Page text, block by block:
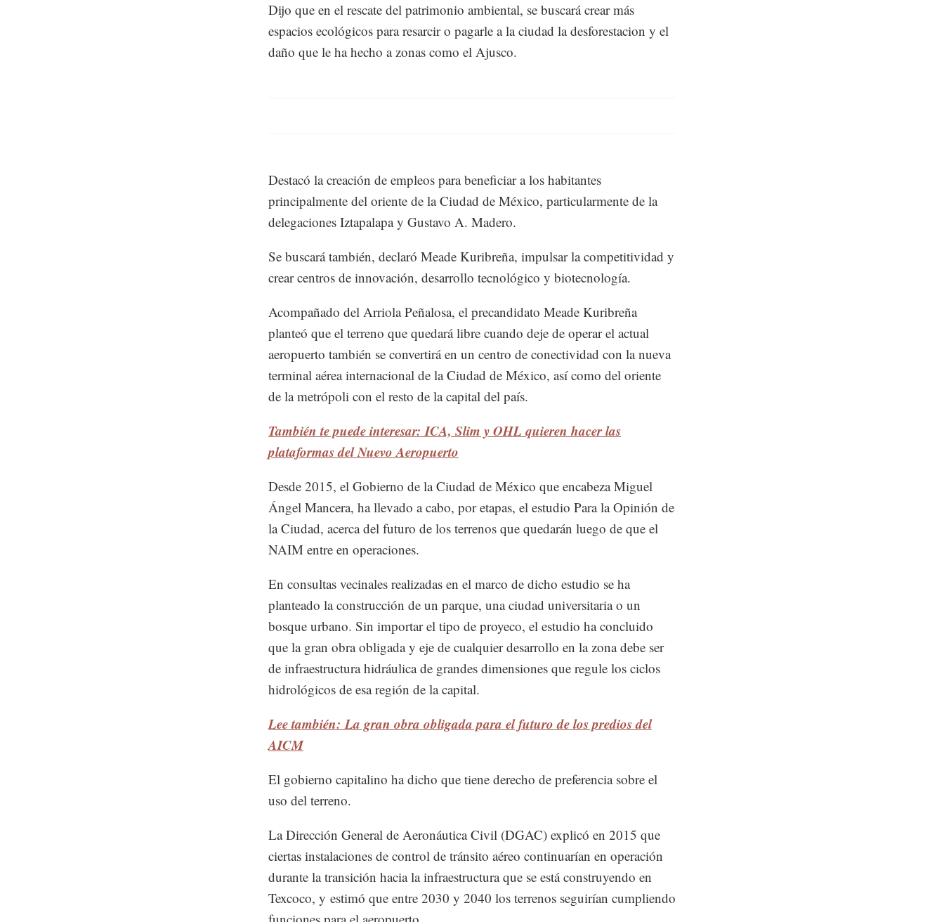
Dijo que en el rescate del patrimonio ambiental, se buscará crear más
espacios ecológicos para resarcir o pagarle a la ciudad la desforestacion y el
daño que le ha hecho a zonas como el Ajusco.
Destacó la creación de empleos para beneficiar a los habitantes
principalmente del oriente de la Ciudad de México, particularmente de la
delegaciones Iztapalapa y Gustavo A. Madero.
Se buscará también, declaró Meade Kuribreña, impulsar la competitividad y
crear centros de innovación, desarrollo tecnológico y biotecnología.
Acompañado del Arriola Peñalosa, el precandidato Meade Kuribreña
planteó que el terreno que quedará libre cuando deje de operar el actual
aeropuerto también se convertirá en un centro de conectividad con la nueva
terminal aérea internacional de la Ciudad de México, así como del oriente
de la metrópoli con el resto de la capital del país.
También te puede interesar: ICA, Slim y OHL quieren hacer las
plataformas del Nuevo Aeropuerto
Desde 2015, el Gobierno de la Ciudad de México que encabeza Miguel
Ángel Mancera, ha llevado a cabo, por etapas, el estudio Para la Opinión de
la Ciudad, acerca del futuro de los terrenos que quedarán luego de que el
NAIM entre en operaciones.
En consultas vecinales realizadas en el marco de dicho estudio se ha
planteado la construcción de un parque, una ciudad universitaria o un
bosque urbano. Sin importar el tipo de proyeco, el estudio ha concluido
que la gran obra obligada y eje de cualquier desarrollo en la zona debe ser
de infraestructura hidráulica de grandes dimensiones que regule los ciclos
hidrológicos de esa región de la capital.
Lee también: La gran obra obligada para el futuro de los predios del
AICM
El gobierno capitalino ha dicho que tiene derecho de preferencia sobre el
uso del terreno.
La Dirección General de Aeronáutica Civil (DGAC) explicó en 2015 que
ciertas instalaciones de control de tránsito aéreo continuarían en operación
durante la transición hacia la infraestructura que se está construyendo en
Texcoco, y estimó que entre 2030 y 2040 los terrenos seguirían cumpliendo